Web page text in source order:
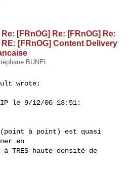
[FRnOG] Re: [FRnOG] Re:
[FRnOG] Content Delivery
BUNEL
wrote:
IP le 9/12/06 13:51:
(point à point) est quasi
en
TRES haute densité de